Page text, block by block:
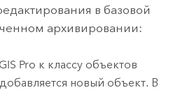
в базовой
архивировании:
Pro к классу объектов
новый объект. В